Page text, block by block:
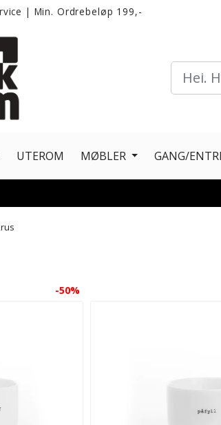
| Min. Ordrebeløp 199,-
UTEROM MØBLER GANG/
-50%